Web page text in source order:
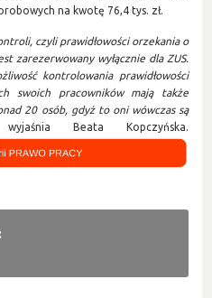
na kwotę 76,4 tys. zł.
czyli prawidłowości orzekania o
zarezerwowany wyłącznie dla ZUS.
kontrolowania prawidłowości
swoich pracowników mają także
20 osób, gdyż to oni wówczas są
Beata Kopczyńska.